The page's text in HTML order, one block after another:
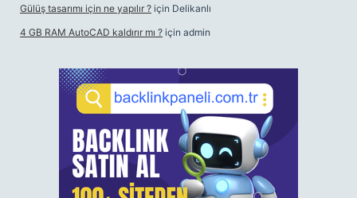
Gülüş tasarımı için ne yapılır ? için Delikanlı
4 GB RAM AutoCAD kaldırır mı ? için admin